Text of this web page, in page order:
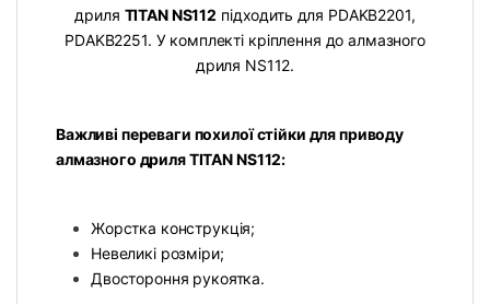
дриля TITAN NS112 підходить для PDAKB2201,
PDAKB2251. У комплекті кріплення до алмазного
дриля NS112.
Важливі переваги похилої стійки для приводу
алмазного дриля TITAN NS112: ​​
Жорстка конструкція;
Невеликі розміри;
Двостороння рукоятка.